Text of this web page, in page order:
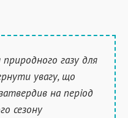
газу для
увагу, що
на період
сезону